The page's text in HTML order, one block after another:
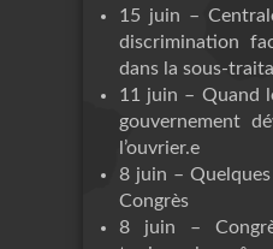
15 juin –
discrimination
dans la sous-
11 juin – Quand
gouvernement
l’ouvrier.e
8 juin –
Congrès
8 juin –